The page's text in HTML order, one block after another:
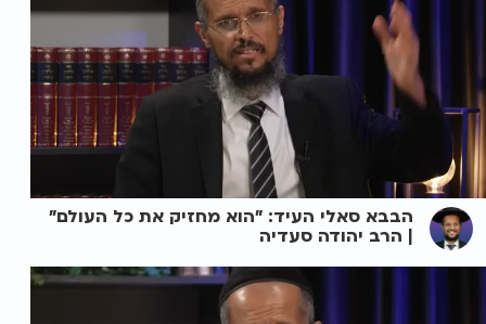
הבבא סאלי העיד: "הוא מחזיק את כל העולם"
| הרב יהודה סעדיה